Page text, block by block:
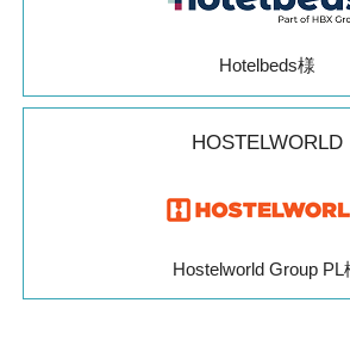
Hotelbeds様
HOSTELWORLD
Hostelworld Group PL